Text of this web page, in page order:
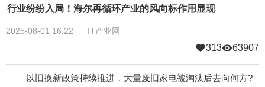
行业纷纷入局！海尔再循环产业的风向标作用显现
2025-08-01 16:22 IT产业网
313 63907
以旧换新政策持续推进，大量废旧家电被淘汰后去向何方?